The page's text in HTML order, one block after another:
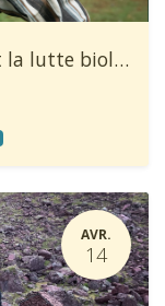
Comment intégrer durablement la lutte biologique dans la production de châtaignes ?
AVR.
14